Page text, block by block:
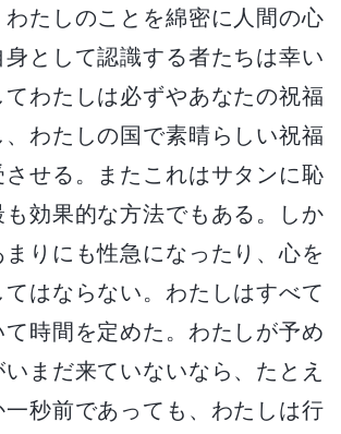
わたしのことを綿密に人間の心
身として認識する者たちは幸い
わたしは必ずやあなたの祝福
、わたしの国で素晴らしい祝福
させる。またこれはサタンに恥
も効果的な方法でもある。しか
まりにも性急になったり、心を
はならない。わたしはすべて
時間を定めた。わたしが予め
まだ来ていないなら、たとえ
秒前であっても、わたしは行